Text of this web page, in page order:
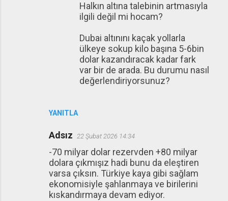
YANITLA
Halkın altına talebinin artmasıyla
ilgili değil mi hocam?
Dubai altınını kaçak yollarla
ülkeye sokup kilo başına 5-6bin
dolar kazandıracak kadar fark
var bir de arada. Bu durumu nasıl
değerlendiriyorsunuz?
Adsız 22 Şubat 2026 14:34
-70 milyar dolar rezervden +80 milyar
dolara çıkmışız hadi bunu da eleştiren
varsa çıksın. Türkiye kaya gibi sağlam
ekonomisiyle şahlanmaya ve birilerini
kıskandırmaya devam ediyor.